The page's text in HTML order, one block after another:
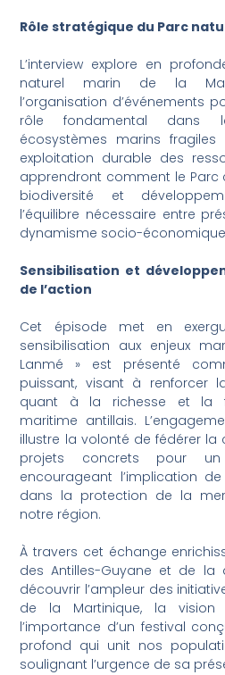
Rôle stratégique du Parc
L’interview explore en
naturel marin de la
l’organisation d’événements
rôle fondamental dans
écosystèmes marins
exploitation durable des
apprendront comment le
biodiversité et
l’équilibre nécessaire entre
dynamisme socio-
Sensibilisation et
de l’action
Cet épisode met en
sensibilisation aux enjeux
Lanmé » est présenté
puissant, visant à renforcer
quant à la richesse et la
maritime antillais.
illustre la volonté de fédérer
projets concrets pour
encourageant l’implication
dans la protection de la
notre région.
À travers cet échange
des Antilles-Guyane et de la
découvrir l’ampleur des
de la Martinique, la
l’importance d’un festival
profond qui unit nos
soulignant l’urgence de sa